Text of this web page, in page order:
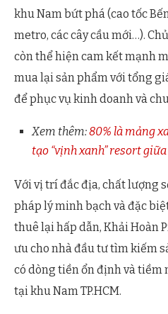
khu Nam bứt phá (cao tốc
metro, các cây cầu mới…).
còn thể hiện cam kết mạnh
mua lại sản phẩm với tổng
để phục vụ kinh doanh và
Xem thêm:80% là mảng
tạo “vịnh xanh” resort
Với vị trí đắc địa, chất lượng
pháp lý minh bạch và đặc
thuê lại hấp dẫn, Khải Hoàn
ưu cho nhà đầu tư tìm kiếm
có dòng tiền ổn định và
tại khu Nam TP.HCM.